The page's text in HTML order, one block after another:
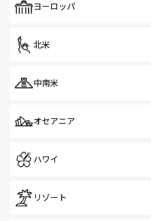
で、ホーカーズは地元の風
ヨーロッパ
北米
中南米
オセアニア
ハワイ
リゾート